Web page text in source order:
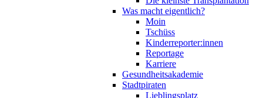
Was macht eigentlich?
Moin
Tschüss
Kinderreporter:innen
Reportage
Karriere
Gesundheitsakademie
Stadtpiraten
Lieblingsplatz